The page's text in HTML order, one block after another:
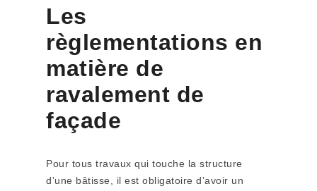
Les
règlementations en
matière de
ravalement de
façade
Pour tous travaux qui touche la structure
d’une bâtisse, il est obligatoire d’avoir un